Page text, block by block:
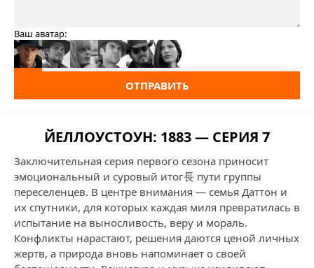
Ваш аватар:
ОТПРАВИТЬ
ЙЕЛЛОУСТОУН: 1883 — СЕРИЯ 7
Заключительная серия первого сезона приносит
эмоциональный и суровый итог長 пути группы
переселенцев. В центре внимания — семья Даттон и
их спутники, для которых каждая миля превратилась в
испытание на выносливость, веру и мораль.
Конфликты нарастают, решения даются ценой личных
жертв, а природа вновь напоминает о своей